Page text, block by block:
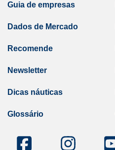
Guia de empresas
Dados de Mercado
Recomende
Newsletter
Dicas náuticas
Glossário